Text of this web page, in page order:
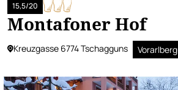
Montafoner Hof
15,5/20
Kreuzgasse 6774 Tschagguns Vorarlberg